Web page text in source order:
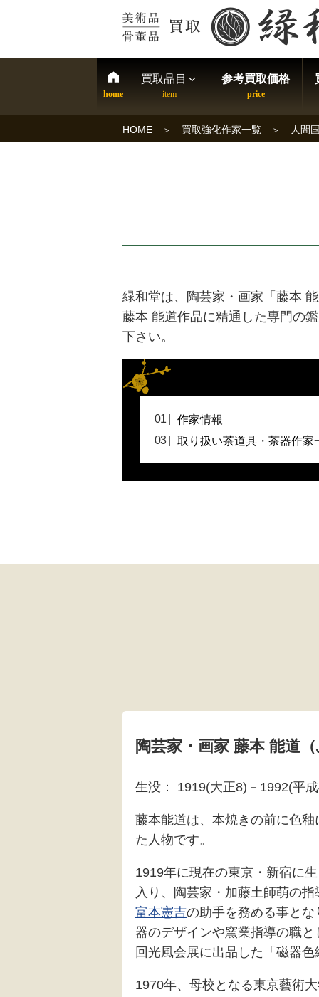
買取品目 参考買取価格
HOME 買取強化作家一覧 人間
緑和堂は、陶芸家・画家「藤本
藤本 能道作品に精通した専門の
下さい。
作家情報
取り扱い茶道具・茶器作家
陶芸家・画家 藤本 能道
生没： 1919(大正8)－1992(平
藤本能道は、本焼きの前に色
た人物です。
1919年に現在の東京・新宿に
入り、陶芸家・加藤土師萌の
富本憲吉の助手を務める事と
器のデザインや窯業指導の職
回光風会展に出品した「磁器
1970年、母校となる東京藝術